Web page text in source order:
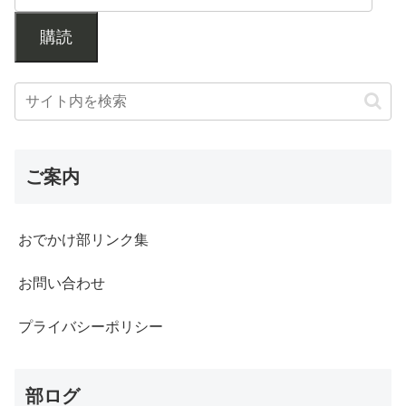
購読
ご案内
おでかけ部リンク集
お問い合わせ
プライバシーポリシー
部ログ